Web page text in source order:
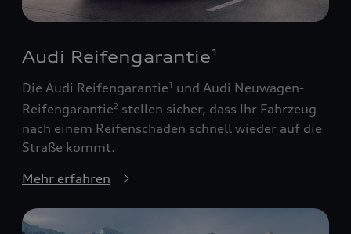
Audi Reifengarantie 1
Die Audi Reifengarantie1
und Audi Neuwagen-
Reifengarantie2 stellen sicher, dass Ihr Fahrzeug
nach einem Reifenschaden schnell wieder auf die
Straße kommt.
Mehr erfahren